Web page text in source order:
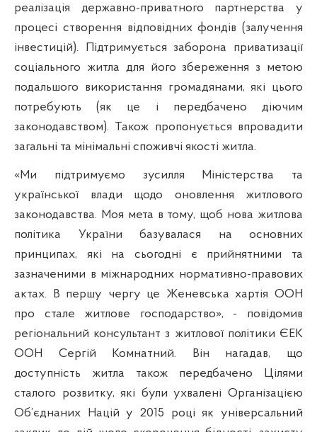
реалізація державно-приватного партнерства у
процесі створення відповідних фондів (залучення
інвестицій). Підтримується заборона приватизації
соціального житла для його збереження з метою
подальшого використання громадянами, які цього
потребують (як це і передбачено діючим
законодавством). Також пропонується впровадити
загальні та мінімальні споживчі якості житла.
«Ми підтримуємо зусилля Міністерства та
української влади щодо оновлення житлового
законодавства. Моя мета в тому, щоб нова житлова
політика України базувалася на основних
принципах, які на сьогодні є прийнятними та
зазначеними в міжнародних нормативно-правових
актах. В першу чергу це Женевська хартія ООН
про стале житлове господарство», - повідомив
регіональний консультант з житлової політики ЄЕК
ООН Сергій Комнатний. Він нагадав, що
доступність житла також передбачено Цілями
сталого розвитку, які були ухвалені Організацією
Об’єднаних Націй у 2015 році як універсальний